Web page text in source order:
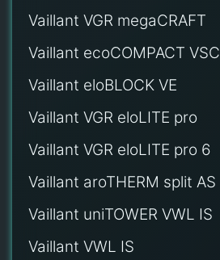
Vaillant VGR megaCRAFT
Vaillant ecoCOMPACT VSC
Vaillant eloBLOCK VE
Vaillant VGR eloLITE pro
Vaillant VGR eloLITE pro 6
Vaillant aroTHERM split AS
Vaillant uniTOWER VWL IS
Vaillant VWL IS